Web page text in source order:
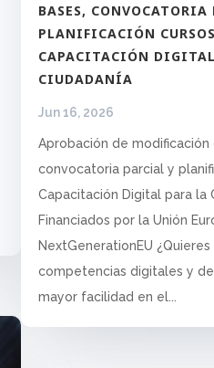
BASES, CONVOCATORIA
PLANIFICACIÓN
CAPACITACIÓN
CIUDADANÍA
Jun 16, 2026
Aprobación de modificación
convocatoria parcial y
Capacitación Digital para la
Financiados por la Unión
NextGenerationEU
competencias digitales y
mayor facilidad en el...